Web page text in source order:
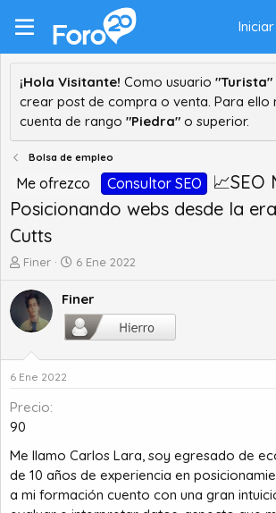
¡Hola Visitante! Como usuario "Turista"
crear post de compra o venta. Para ello
cuenta de rango "Piedra" o superior.
Bolsa de empleo
Me ofrezco Consultor SEO
📈SEO
Posicionando webs desde la
Cutts
A
t
o
r
e
t
m
a
Finer
F
c
h
a
e
i
o
6 Ene 2022
Finer
6 Ene 2022
Precio
90
Me llamo Carlos Lara, soy egresado de
de 10 años de experiencia en
a mi formación cuento con una gran